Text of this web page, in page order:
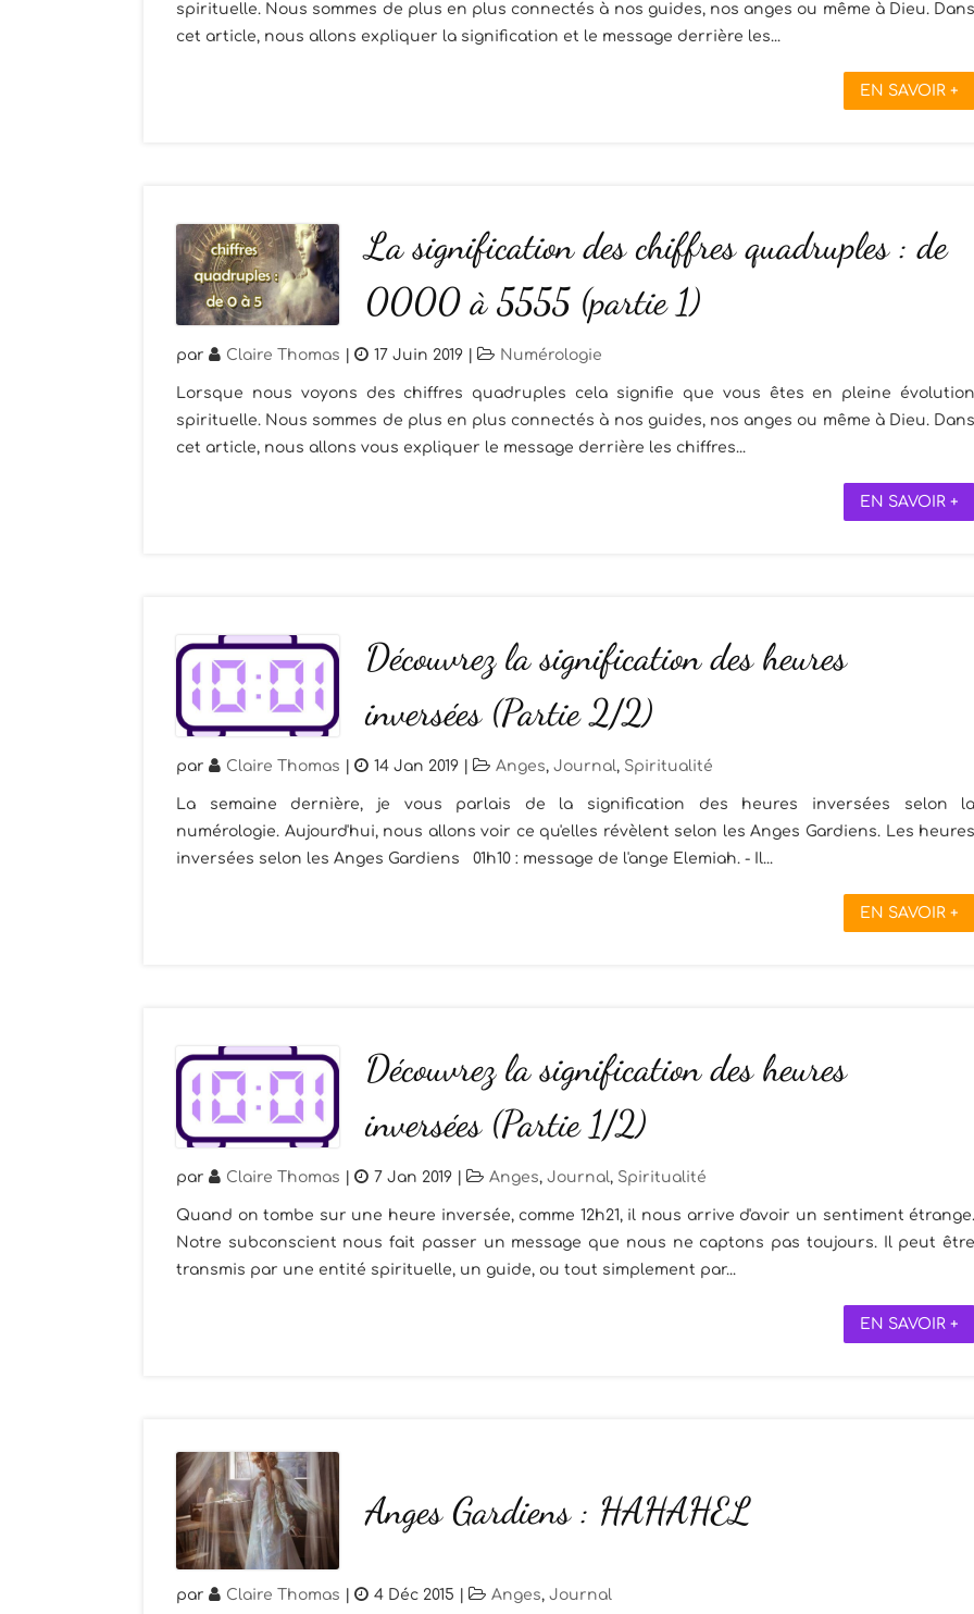
spirituelle. Nous sommes de plus en plus connectés à nos guides, nos anges ou même à Dieu.
cet article, nous allons expliquer la signification et le message derrière les...
EN SAVOIR +
La signification des chiffres quadruples : de
0000 à 5555 (partie 1)
par Claire Thomas 17 Juin 2019 Numérologie
Lorsque nous voyons des chiffres quadruples cela signifie que vous êtes en pleine
spirituelle. Nous sommes de plus en plus connectés à nos guides, nos anges ou même à Dieu.
cet article, nous allons vous expliquer le message derrière les chiffres...
EN SAVOIR +
Découvrez la signification des heures
inversées (Partie 2/2)
par Claire Thomas 14 Jan 2019 Anges, Journal, Spiritualité
La semaine dernière, je vous parlais de la signification des heures inversées selon
numérologie. Aujourd'hui, nous allons voir ce qu'elles révèlent selon les Anges Gardiens. Les
inversées selon les Anges Gardiens 01h10 : message de l'ange Elemiah. - Il...
EN SAVOIR +
Découvrez la signification des heures
inversées (Partie 1/2)
par Claire Thomas 7 Jan 2019 Anges, Journal, Spiritualité
Quand on tombe sur une heure inversée, comme 12h21, il nous arrive d'avoir un sentiment
Notre subconscient nous fait passer un message que nous ne captons pas toujours. Il peut
transmis par une entité spirituelle, un guide, ou tout simplement par...
EN SAVOIR +
Anges Gardiens : HAHAHEL
par Claire Thomas | 4 Déc 2015 | Anges, Journal